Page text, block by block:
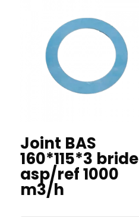
Joint BAS
160*115*3 bride
asp/ref 1000
m3/h